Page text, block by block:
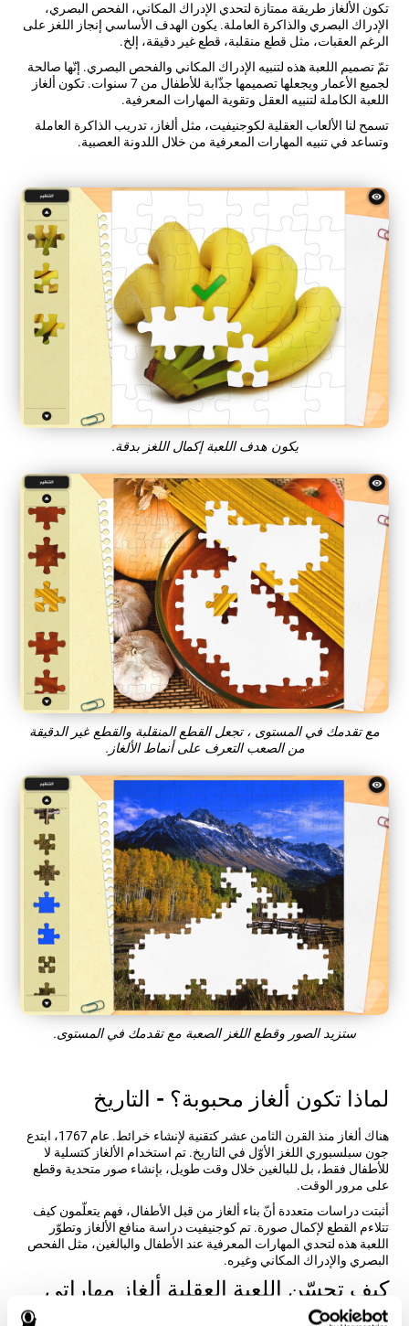
تكون الألغاز طريقة ممتازة لتحدي الإدراك المكاني، الفحص البصري،
الإدراك البصري والذاكرة العاملة. يكون الهدف الأساسي إنجاز اللغز على
الرغم العقبات، مثل قطع منقلبة، قطع غير دقيقة، إلخ.
تمّ تصميم اللعبة هذه لتنبيه الإدراك المكاني والفحص البصري. إنّها صالحة
لجميع الأعمار ويجعلها تصميمها جذّابة للأطفال من 7 سنوات. تكون ألغاز
اللعبة الكاملة لتنبيه العقل وتقوية المهارات المعرفية.
تسمح لنا الألعاب العقلية لكوجنيفيت، مثل ألغاز، تدريب الذاكرة العاملة
وتساعد في تنبيه المهارات المعرفية من خلال اللدونة العصبية.
يكون هدف اللعبة إكمال اللغز بدقة.
مع تقدمك في المستوى ، تجعل القطع المنقلبة والقطع غير الدقيقة
من الصعب التعرف على أنماط الألغاز.
ستزيد الصور وقطع اللغز الصعبة مع تقدمك في المستوى.
لماذا تكون ألغاز محبوبة؟ - التاريخ
هناك ألغاز منذ القرن الثامن عشر كتقنية لإنشاء خرائط. عام 1767، ابتدع
جون سبلسبوري اللغز الأوّل في التاريخ. تم استخدام الألغاز كتسلية لا
للأطفال فقط، بل للبالغين خلال وقت طويل، بإنشاء صور متحدية وقطع
على مرور الوقت.
أثبتت دراسات متعددة أنّ بناء ألغاز من قبل الأطفال، فهم يتعلّمون كيف
تتلاءم القطع لإكمال صورة. تم كوجنيفيت دراسة منافع الألغاز وتطوّر
اللعبة هذه لتحدي المهارات المعرفية عند الأطفال والبالغين، مثل الفحص
البصري والإدراك المكاني وغيره.
كيف تحسّن اللعبة العقلية ألغاز مهاراتي
المعرفية؟